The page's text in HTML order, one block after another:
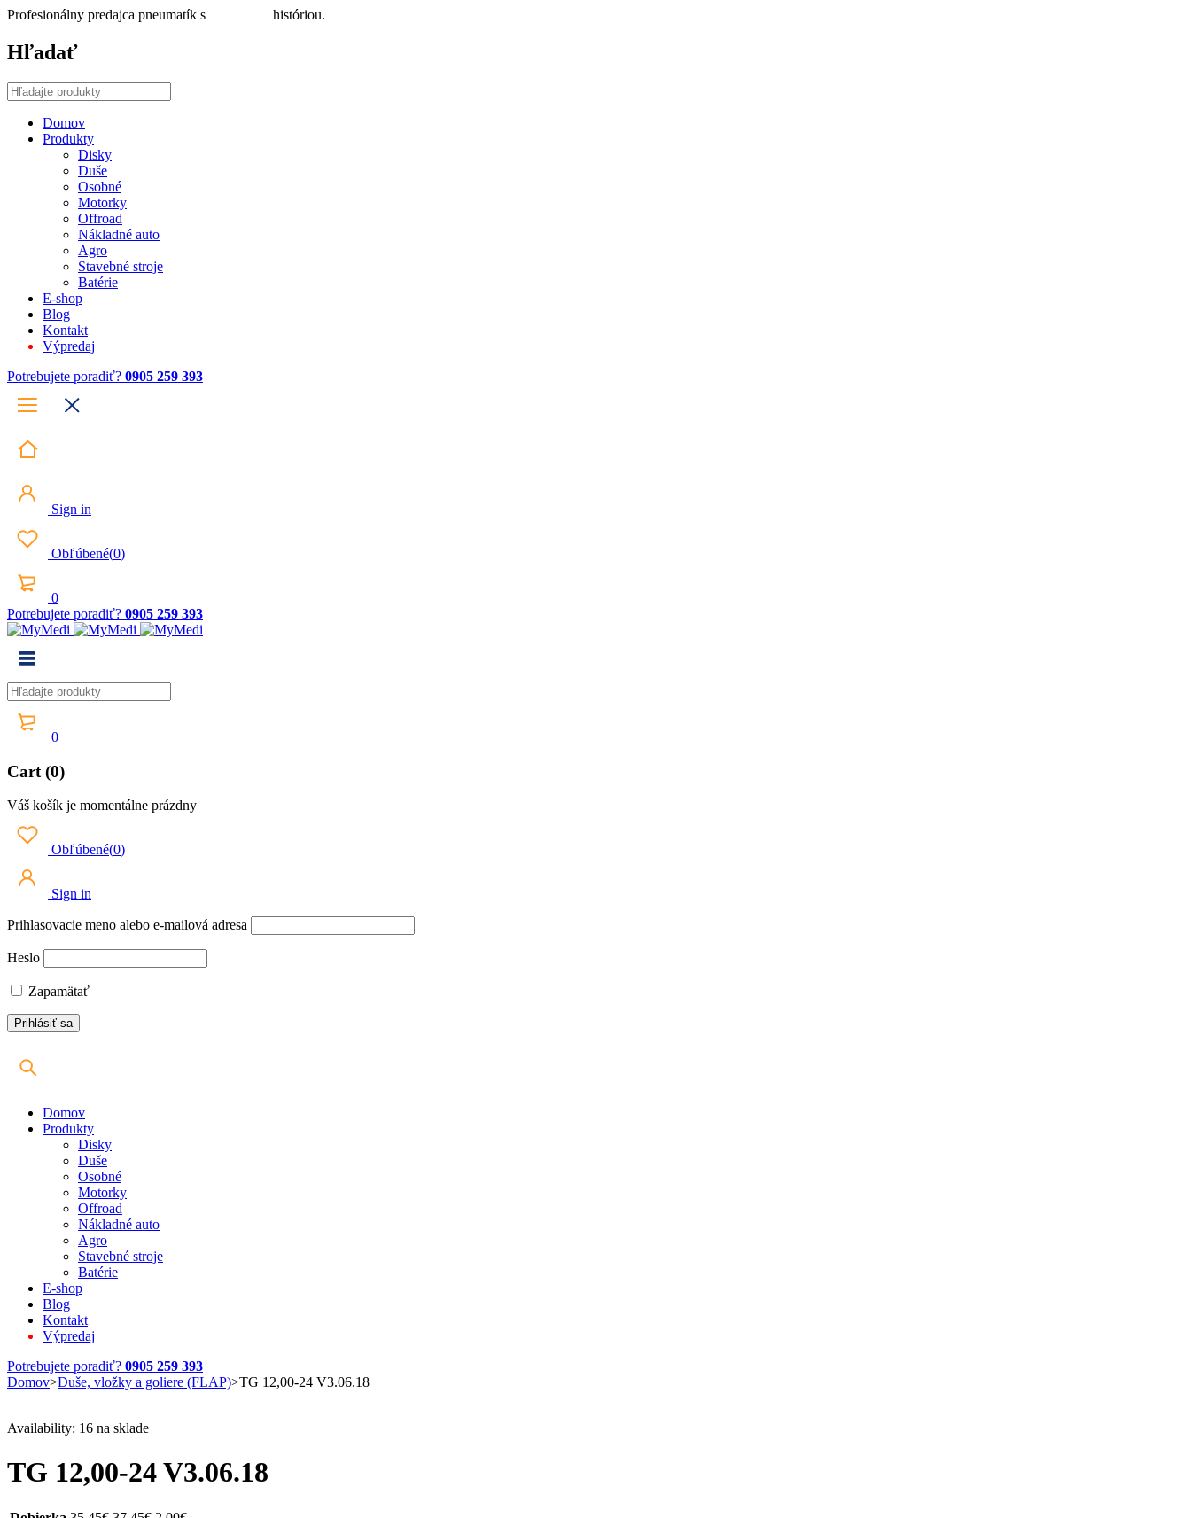
Profesionálny predajca pneumatík s históriou.
Hľadať
Domov
Produkty
Disky
Duše
Osobné
Motorky
Offroad
Nákladné auto
Agro
Stavebné stroje
Batérie
E-shop
Blog
Kontakt
Výpredaj
Potrebujete poradiť? 0905 259 393
Sign in
Obľúbené(0)
0
Potrebujete poradiť? 0905 259 393
0
Cart (0)
Váš košík je momentálne prázdny
Obľúbené(0)
Sign in
Prihlasovacie meno alebo e-mailová adresa
Heslo
Zapamätať
Domov
Produkty
Disky
Duše
Osobné
Motorky
Offroad
Nákladné auto
Agro
Stavebné stroje
Batérie
E-shop
Blog
Kontakt
Výpredaj
Potrebujete poradiť? 0905 259 393
Domov>Duše, vložky a goliere (FLAP)>TG 12,00-24 V3.06.18
Availability: 16 na sklade
TG 12,00-24 V3.06.18